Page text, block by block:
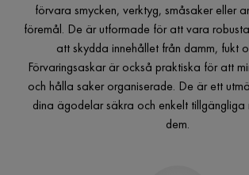
förvara smycken, verktyg, småsaker eller
föremål. De är utformade för att vara
att skydda innehållet från damm, fukt
Förvaringsaskar är också praktiska för att
och hålla saker organiserade. De är ett
dina ägodelar säkra och enkelt tillgängliga
dem.